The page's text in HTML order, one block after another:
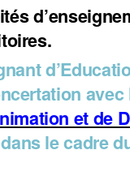
avec
et de
le cadre